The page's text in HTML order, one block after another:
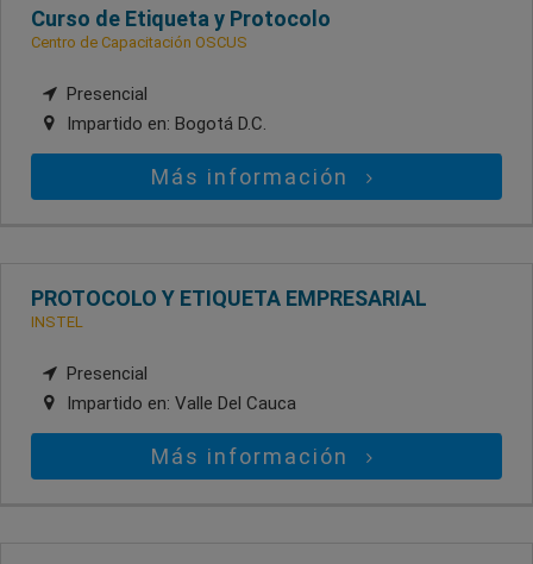
Curso de Etiqueta y Protocolo
Centro de Capacitación OSCUS
Presencial
Impartido en: Bogotá D.C.
Más información
PROTOCOLO Y ETIQUETA EMPRESARIAL
INSTEL
Presencial
Impartido en: Valle Del Cauca
Más información